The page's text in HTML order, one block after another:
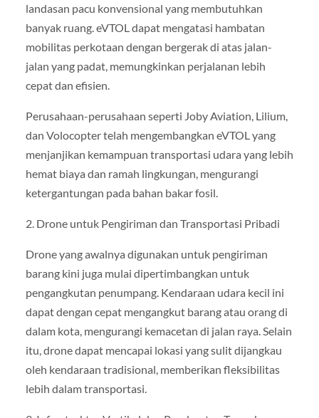
landasan pacu konvensional yang membutuhkan
banyak ruang. eVTOL dapat mengatasi hambatan
mobilitas perkotaan dengan bergerak di atas jalan-
jalan yang padat, memungkinkan perjalanan lebih
cepat dan efisien.
Perusahaan-perusahaan seperti Joby Aviation, Lilium,
dan Volocopter telah mengembangkan eVTOL yang
menjanjikan kemampuan transportasi udara yang lebih
hemat biaya dan ramah lingkungan, mengurangi
ketergantungan pada bahan bakar fosil.
2. Drone untuk Pengiriman dan Transportasi Pribadi
Drone yang awalnya digunakan untuk pengiriman
barang kini juga mulai dipertimbangkan untuk
pengangkutan penumpang. Kendaraan udara kecil ini
dapat dengan cepat mengangkut barang atau orang di
dalam kota, mengurangi kemacetan di jalan raya. Selain
itu, drone dapat mencapai lokasi yang sulit dijangkau
oleh kendaraan tradisional, memberikan fleksibilitas
lebih dalam transportasi.